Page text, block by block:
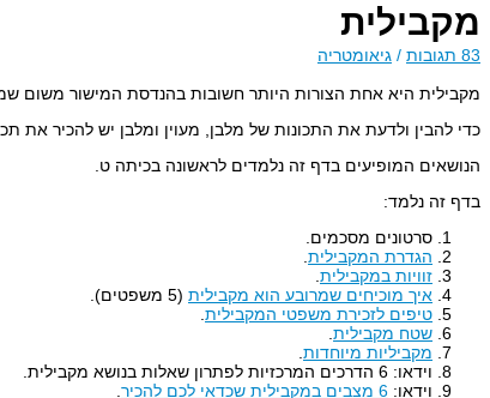
מקבילית
83 תגובות / גיאומטריה
מקבילית היא אחת הצורות היותר חשובות בהנדסת המישור משום
כדי להבין ולדעת את התכונות של מלבן, מעוין ומלבן יש להכיר את
הנושאים המופיעים בדף זה נלמדים לראשונה בכיתה ט.
בדף זה נלמד:
סרטונים מסכמים.
הגדרת המקבילית
זוויות במקבילית
איך מוכיחים שמרובע הוא מקבילית (5 משפטים).
טיפים לזכירת משפטי המקבילית
שטח מקבילית
מקביליות מיוחדות
וידאו: 6 הדרכים המרכזיות לפתרון שאלות בנושא מקבילית.
וידאו: 6 מצבים במקבילית שכדאי לכם להכיר